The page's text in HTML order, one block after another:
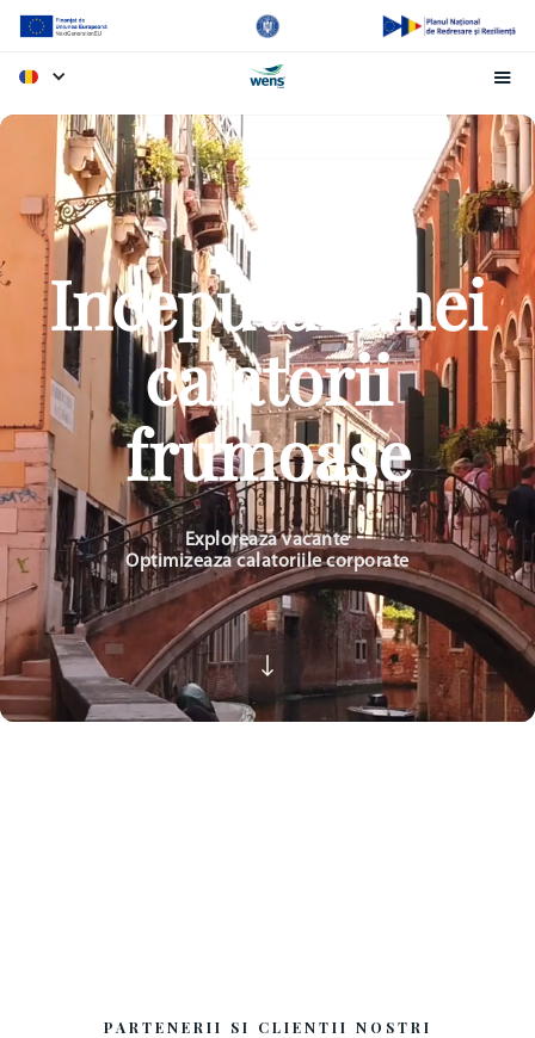
Inceputul unei
calatorii
frumoase
Exploreaza vacante
Optimizeaza calatoriile corporate
PARTENERII SI CLIENTII NOSTRI